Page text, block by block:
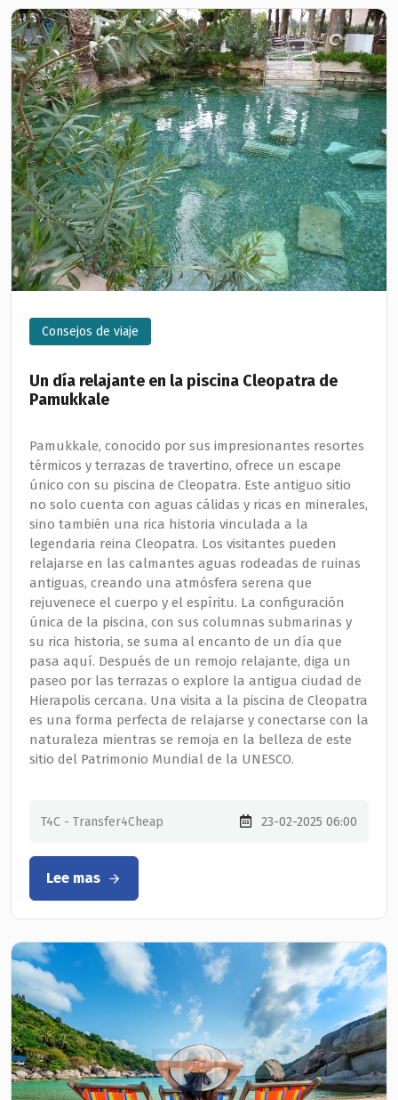
Consejos de viaje
Un día relajante en la piscina Cleopatra de
Pamukkale
Pamukkale, conocido por sus impresionantes resortes
térmicos y terrazas de travertino, ofrece un escape
único con su piscina de Cleopatra. Este antiguo sitio
no solo cuenta con aguas cálidas y ricas en minerales,
sino también una rica historia vinculada a la
legendaria reina Cleopatra. Los visitantes pueden
relajarse en las calmantes aguas rodeadas de ruinas
antiguas, creando una atmósfera serena que
rejuvenece el cuerpo y el espíritu. La configuración
única de la piscina, con sus columnas submarinas y
su rica historia, se suma al encanto de un día que
pasa aquí. Después de un remojo relajante, diga un
paseo por las terrazas o explore la antigua ciudad de
Hierapolis cercana. Una visita a la piscina de Cleopatra
es una forma perfecta de relajarse y conectarse con la
naturaleza mientras se remoja en la belleza de este
sitio del Patrimonio Mundial de la UNESCO.
T4C - Transfer4Cheap 23-02-2025 06:00
Lee mas